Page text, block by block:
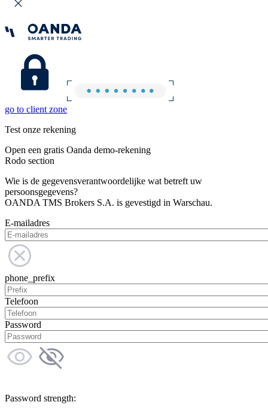
go to client zone
Test onze rekening
Open een gratis Oanda demo-rekening
Rodo section
Wie is de gegevensverantwoordelijke wat betreft uw
persoonsgegevens?
OANDA TMS Brokers S.A. is gevestigd in Warschau.
E-mailadres
phone_prefix
Telefoon
Password
Password strength: